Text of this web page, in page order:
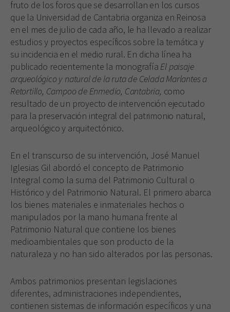
fruto de los foros que se desarrollan en los cursos
que la Universidad de Cantabria organiza en Reinosa
en el mes de julio de cada año, le ha llevado a realizar
estudios y proyectos específicos sobre la temática y
su incidencia en el medio rural. En dicha línea ha
publicado recientemente la monografía El paisaje
arqueológico y natural de la ruta de Celada Marlantes a
Retortillo, Campoo de Enmedio, Cantabria, como
resultado de un proyecto de intervención ejecutado
para la preservación integral del patrimonio natural,
arqueológico y arquitectónico.
En el transcurso de su intervención, José Manuel
Iglesias Gil abordó el concepto de Patrimonio
Integral como la suma del Patrimonio Cultural o
Histórico y del Patrimonio Natural. El primero abarca
los bienes materiales e inmateriales hechos o
manipulados por la mano humana frente al
Patrimonio Natural que contiene los bienes
medioambientales que son producto de la
naturaleza y no han sido alterados por las personas.
Ambos patrimonios presentan legislaciones
diferentes, administraciones independientes,
contienen sistemas de información específicos y una